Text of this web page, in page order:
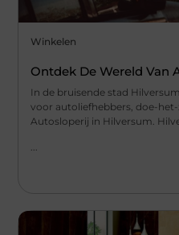
Winkelen
Ontdek De Wereld Van
In de bruisende stad
voor autoliefhebbers, doe-
Autosloperij in Hilversum.
...